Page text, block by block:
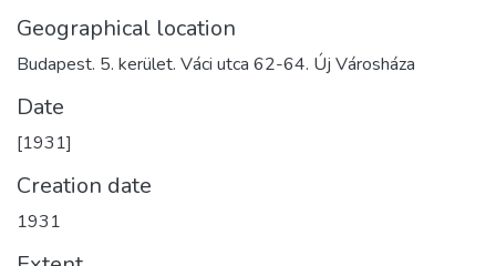
Geographical location
Budapest. 5. kerület. Váci utca 62-64. Új Városháza
Date
[1931]
Creation date
1931